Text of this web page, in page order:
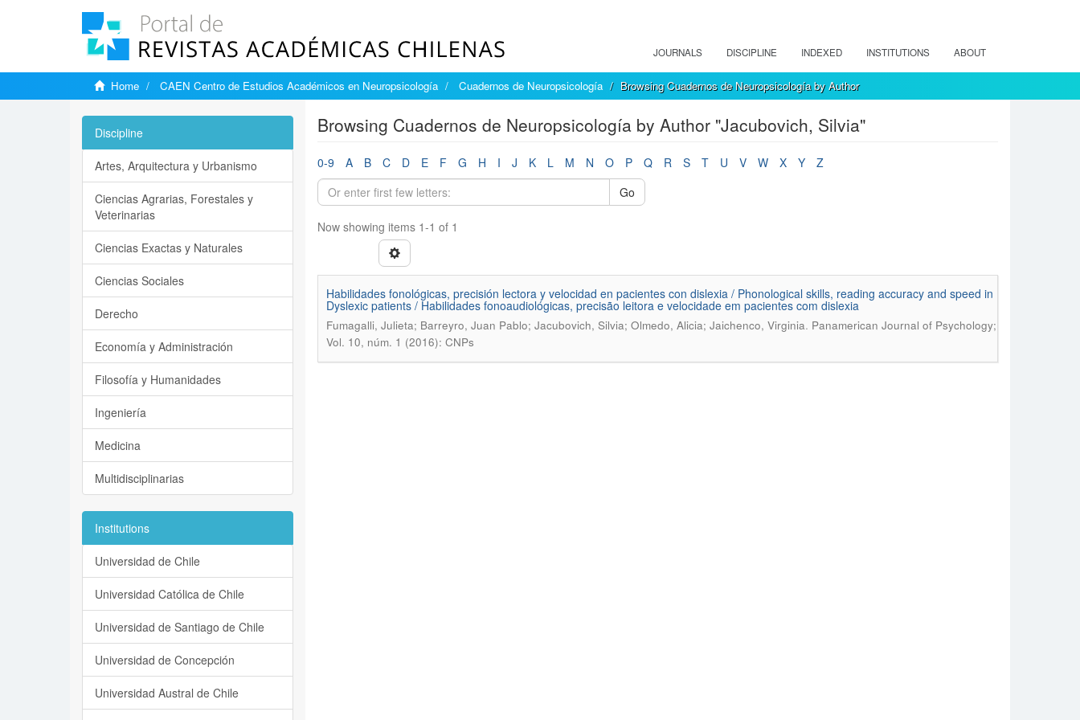
JOURNALS DISCIPLINE INDEXED INSTITUTIONS ABOUT
Home CAEN Centro de Estudios Académicos en Neuropsicología Cuadernos de Neuropsicología Browsing Cuadernos de Neuropsicología by Author
Browsing Cuadernos de Neuropsicología by Author "Jacubovich, Silvia"
0-9 A B C D E F G H I J K L M N O P Q R S T U V W X Y
Z
Go
Now showing items 1-1 of 1
Habilidades fonológicas, precisión lectora y velocidad en pacientes con dislexia / Phonological skills, reading accuracy and speed in
Dyslexic patients / Habilidades fonoaudiológicas, precisão leitora e velocidade em pacientes com dislexia
Fumagalli, Julieta; Barreyro, Juan Pablo; Jacubovich, Silvia; Olmedo, Alicia; Jaichenco, Virginia. Panamerican Journal of Psychology;
Vol. 10, núm. 1 (2016): CNPs
Discipline
Artes, Arquitectura y Urbanismo
Ciencias Agrarias, Forestales y
Veterinarias
Ciencias Exactas y Naturales
Ciencias Sociales
Derecho
Economía y Administración
Filosofía y Humanidades
Ingeniería
Medicina
Multidisciplinarias
Institutions
Universidad de Chile
Universidad Católica de Chile
Universidad de Santiago de Chile
Universidad de Concepción
Universidad Austral de Chile